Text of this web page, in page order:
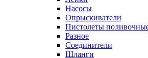
Насосы
Опрыскиватели
Пистолеты
Разное
Соединители
Шланги